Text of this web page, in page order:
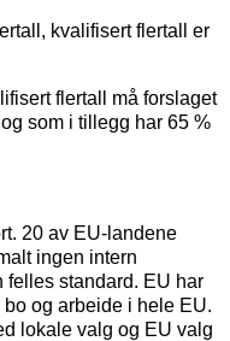
kvalifisert flertall er
flertall må forslaget
som i tillegg har 65 %
20 av EU-landene
ingen intern
standard. EU har
og arbeide i hele EU.
lokale valg og EU valg